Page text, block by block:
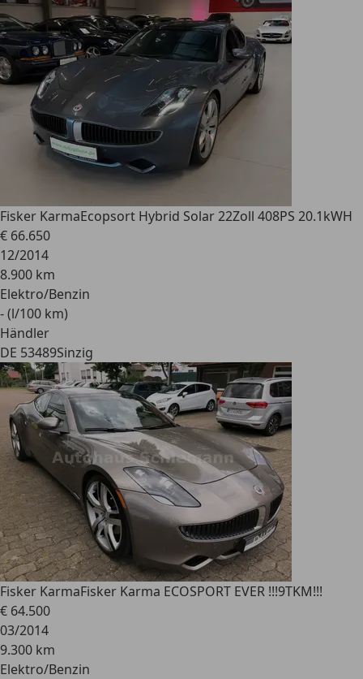
Fisker KarmaEcopsort Hybrid Solar 22Zoll 408PS 20.1kWH
€ 66.650
12/2014
8.900 km
Elektro/Benzin
- (l/100 km)
Händler
DE 53489Sinzig
Fisker KarmaFisker Karma ECOSPORT EVER !!!9TKM!!!
€ 64.500
03/2014
9.300 km
Elektro/Benzin